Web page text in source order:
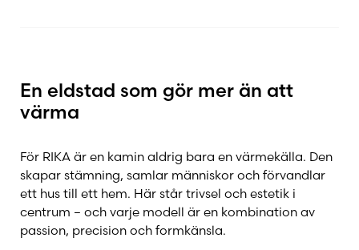
Skorstensfolket
Stûv
En eldstad som gör mer än att
värma
För RIKA är en kamin aldrig bara en värmekälla. Den
skapar stämning, samlar människor och förvandlar
ett hus till ett hem. Här står trivsel och estetik i
centrum – och varje modell är en kombination av
passion, precision och formkänsla.